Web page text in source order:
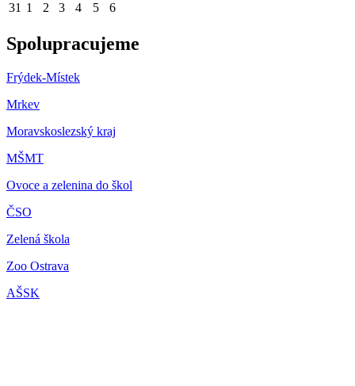
31 1 2 3 4 5 6
Spolupracujeme
Frýdek-Místek
Mrkev
Moravskoslezský kraj
MŠMT
Ovoce a zelenina do škol
ČSO
Zelená škola
Zoo Ostrava
AŠSK